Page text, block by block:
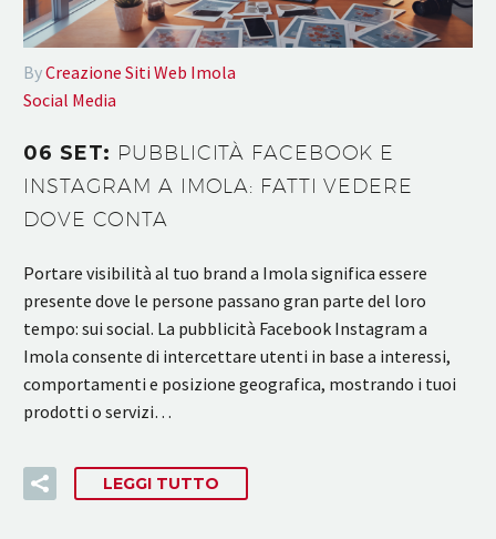
ByCreazione Siti Web Imola
Social Media
06 SET: PUBBLICITÀ FACEBOOK E
INSTAGRAM A IMOLA: FATTI VEDERE
DOVE CONTA
Portare visibilità al tuo brand a Imola significa essere
presente dove le persone passano gran parte del loro
tempo: sui social. La pubblicità Facebook Instagram a
Imola consente di intercettare utenti in base a interessi,
comportamenti e posizione geografica, mostrando i tuoi
prodotti o servizi…
LEGGI TUTTO